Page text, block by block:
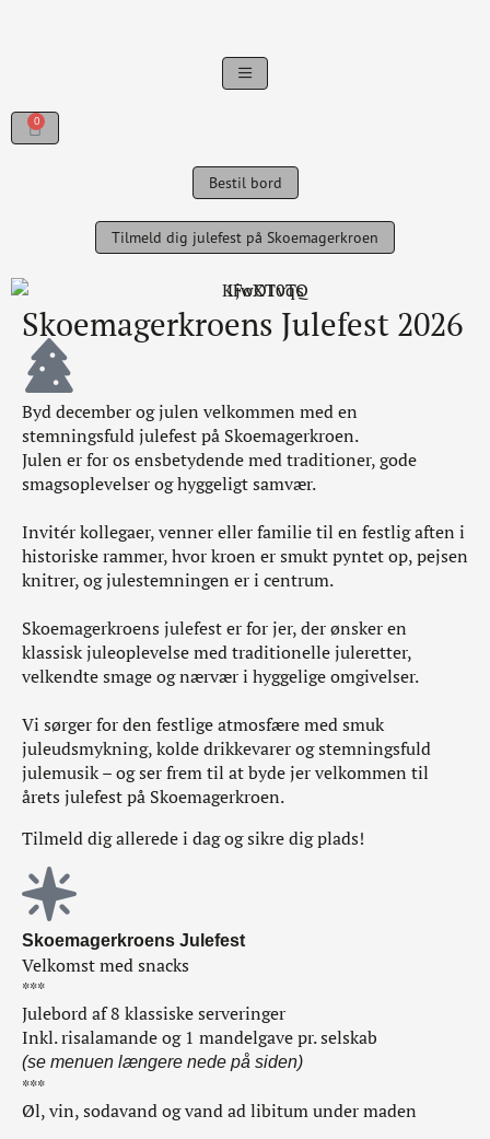
0
Bestil bord
Tilmeld dig julefest på Skoemagerkroen
Skoemagerkroens Julefest 2026
Byd december og julen velkommen med en
stemningsfuld julefest på Skoemagerkroen.
Julen er for os ensbetydende med traditioner, gode
smagsoplevelser og hyggeligt samvær.
Invitér kollegaer, venner eller familie til en festlig aften i
historiske rammer, hvor kroen er smukt pyntet op, pejsen
knitrer, og julestemningen er i centrum.
Skoemagerkroens julefest er for jer, der ønsker en
klassisk juleoplevelse med traditionelle juleretter,
velkendte smage og nærvær i hyggelige omgivelser.
Vi sørger for den festlige atmosfære med smuk
juleudsmykning, kolde drikkevarer og stemningsfuld
julemusik – og ser frem til at byde jer velkommen til
årets julefest på Skoemagerkroen.
Tilmeld dig allerede i dag og sikre dig plads!
Skoemagerkroens Julefest
Velkomst med snacks
***
Julebord af 8 klassiske serveringer
Inkl. risalamande og 1 mandelgave pr. selskab
(se menuen længere nede på siden)
***
Øl, vin, sodavand og vand ad libitum under maden